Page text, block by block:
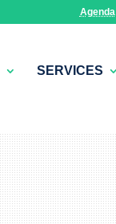
Agenda
SERVICES